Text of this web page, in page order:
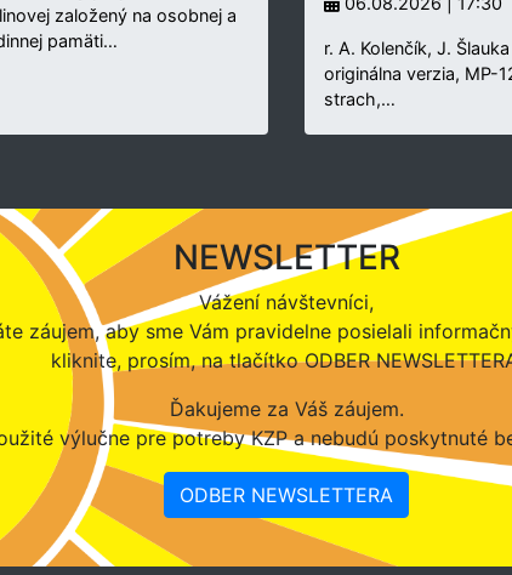
založený na osobnej a
pamäti…
r. A. Kolenčík, J.
originálna verzia, MP-
strach,…
NEWSLETTER
Vážení návštevníci,
záujem, aby sme Vám pravidelne posielali
kliknite, prosím, na tlačítko ODBER
Ďakujeme za Váš záujem.
výlučne pre potreby KZP a nebudú poskytnuté
ODBER NEWSLETTERA